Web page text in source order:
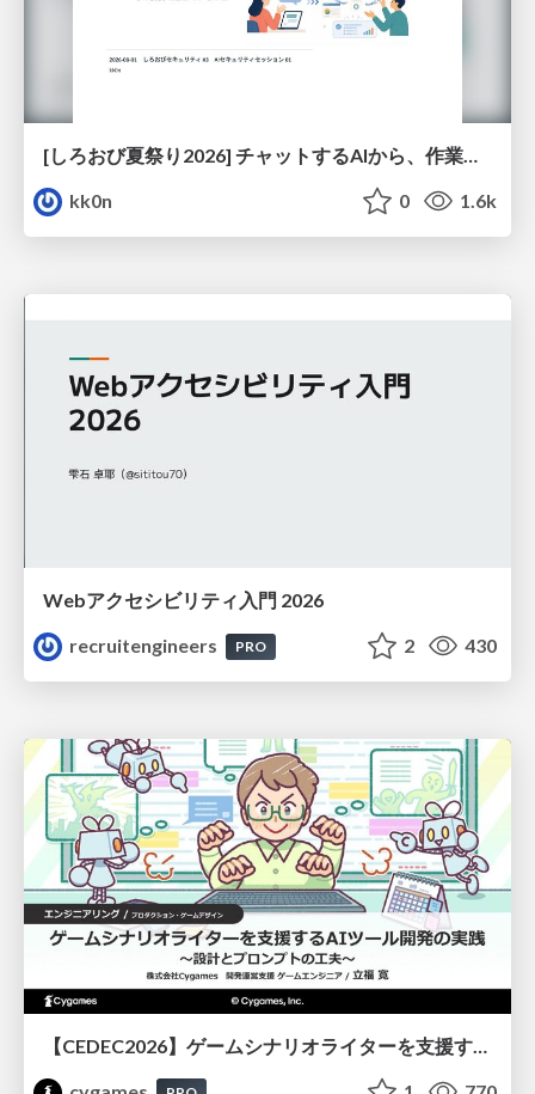
[しろおび夏祭り2026] チャットするAIから、作業するAIへ - 使われ方の変化と、その裏側で起きていること
kk0n
0 1.6k
Webアクセシビリティ入門 2026
recruitengineers
PRO 2 430